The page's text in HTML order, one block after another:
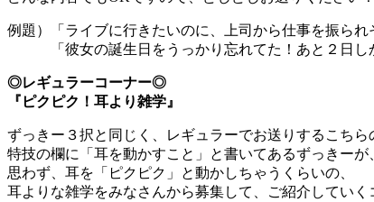
例題）「ライブに行きたいのに、上司から仕事を振られ
「彼女の誕生日をうっかり忘れてた！あと２日
◎レギュラーコーナー◎
『ピクピク！耳より雑学』
ずっきー３択と同じく、レギュラーでお送りするこちら
特技の欄に「耳を動かすこと」と書いてあるずっきーが
思わず、耳を「ピクピク」と動かしちゃうくらいの、
耳よりな雑学をみなさんから募集して、ご紹介していく